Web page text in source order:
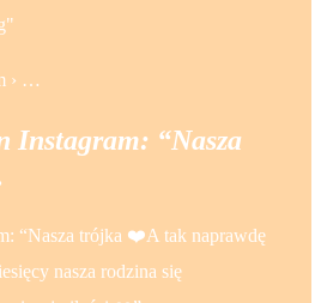
› …
Instagram: “Nasza
“Nasza trójka ❤️A tak naprawdę
nasza rodzina się